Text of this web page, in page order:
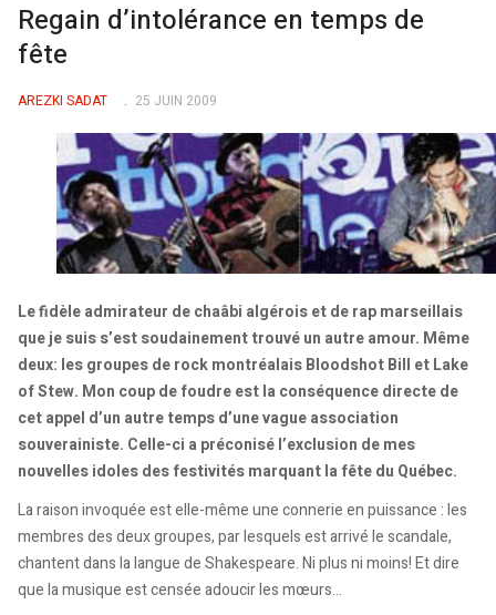
Regain d’intolérance en temps de
fête
AREZKI SADAT 25 JUIN 2009
Le fidèle admirateur de chaâbi algérois et de rap marseillais
que je suis s’est soudainement trouvé un autre amour. Même
deux: les groupes de rock montréalais Bloodshot Bill et Lake
of Stew. Mon coup de foudre est la conséquence directe de
cet appel d’un autre temps d’une vague association
souverainiste. Celle-ci a préconisé l’exclusion de mes
nouvelles idoles des festivités marquant la fête du Québec.
La raison invoquée est elle-même une connerie en puissance : les
membres des deux groupes, par lesquels est arrivé le scandale,
chantent dans la langue de Shakespeare. Ni plus ni moins! Et dire
que la musique est censée adoucir les mœurs…